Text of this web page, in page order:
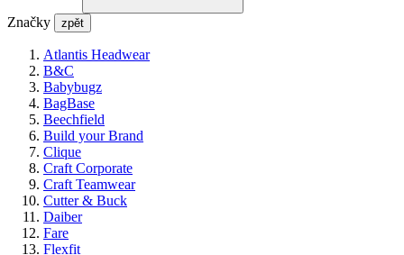
Značky zpět
Atlantis Headwear
B&C
Babybugz
BagBase
Beechfield
Build your Brand
Clique
Craft Corporate
Craft Teamwear
Cutter & Buck
Daiber
Fare
Flexfit